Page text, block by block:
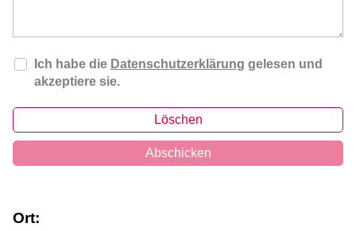
Ich habe die Datenschutzerklärung gelesen und
akzeptiere sie.
Löschen
Abschicken
Ort: